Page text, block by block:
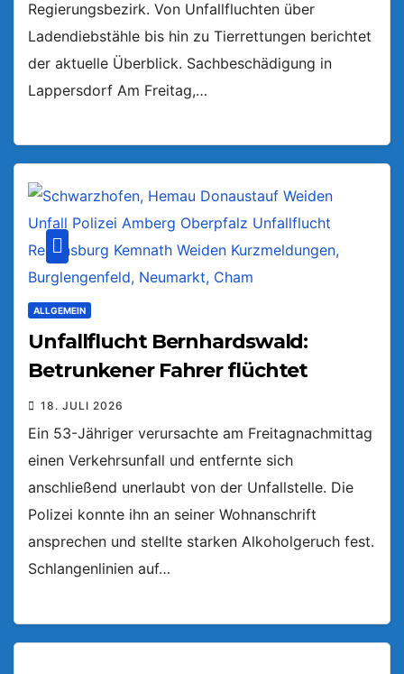
Regierungsbezirk. Von Unfallfluchten über
Ladendiebstähle bis hin zu Tierrettungen berichtet
der aktuelle Überblick. Sachbeschädigung in
Lappersdorf Am Freitag,…
ALLGEMEIN
Unfallflucht Bernhardswald:
Betrunkener Fahrer flüchtet
18. JULI 2026
Ein 53-Jähriger verursachte am Freitagnachmittag
einen Verkehrsunfall und entfernte sich
anschließend unerlaubt von der Unfallstelle. Die
Polizei konnte ihn an seiner Wohnanschrift
ansprechen und stellte starken Alkoholgeruch fest.
Schlangenlinien auf…